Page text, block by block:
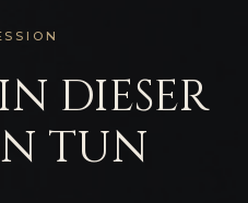
dieser
tun